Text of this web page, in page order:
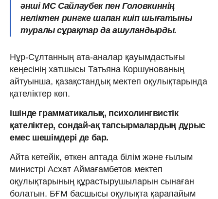
әнші МС Сайлаубек пен Головкиннің
неліктен рингке шапан киіп шығатыны
туралы сұрақтар да ашуландырды.
Нұр-Сұлтанның ата-аналар қауымдастығы
кеңесінің хатшысы Татьяна Коршунованың
айтуынша, қазақстандық мектеп оқулықтарында
қателіктер көп.
ішінде грамматикалық, психолингвистік
қателіктер, сондай-ақ тапсырмалардың дұрыс
емес шешімдері де бар.
Айта кетейік, өткен аптада білім және ғылым
министрі Асхат Аймағамбетов мектеп
оқулықтарының құрастырушыларын сынаған
болатын. БҒМ басшысы оқулықта қарапайым